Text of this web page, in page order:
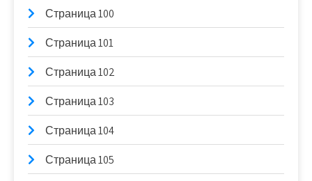
Страница 100
Страница 101
Страница 102
Страница 103
Страница 104
Страница 105